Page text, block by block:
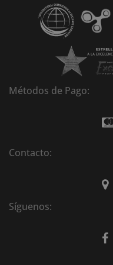
Métodos de Pago:
Contacto:
Síguenos: